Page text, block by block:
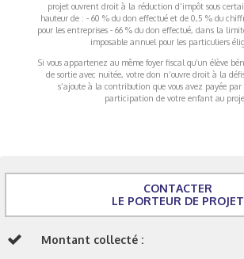
projet ouvrent droit à la réduction d’impôt sous
hauteur de : - 60 % du don effectué et de 0,5 % du
pour les entreprises - 66 % du don effectué, dans la
imposable annuel pour les particuliers
Si vous appartenez au même foyer fiscal qu’un élève
de sortie avec nuitée, votre don n’ouvre droit à la
s’ajoute à la contribution que vous avez payée
participation de votre enfant au
CONTACTER
LE PORTEUR DE PROJET
Montant collecté :